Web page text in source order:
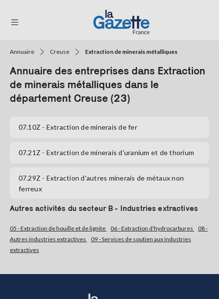
RÉGIONS
FORMATS
TENDANCES
LA
Se
S'abonner
Annuaire Creuse Extraction de minerais métalliques
Annuaire des entreprises dans Extraction
de minerais métalliques dans le
département Creuse (23)
07.10Z - Extraction de minerais de fer
07.21Z - Extraction de minerais d'uranium et de thorium
07.29Z - Extraction d'autres minerais de métaux non
ferreux
Autres activités du secteur B - Industries extractives
05 - Extraction de houille et de lignite 06 - Extraction d'hydrocarbures
08 -
Autres industries extractives
09 - Services de soutien aux industries
extractives